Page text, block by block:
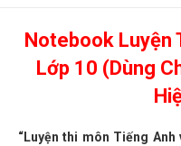
Notebook Luyện
Lớp 10 (Dùng
“Luyện thi môn Tiếng Anh